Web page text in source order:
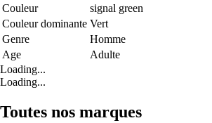
Couleur
signal green
Couleur dominante Vert
Genre
Homme
Age
Adulte
Loading...
Loading...
Toutes nos marques